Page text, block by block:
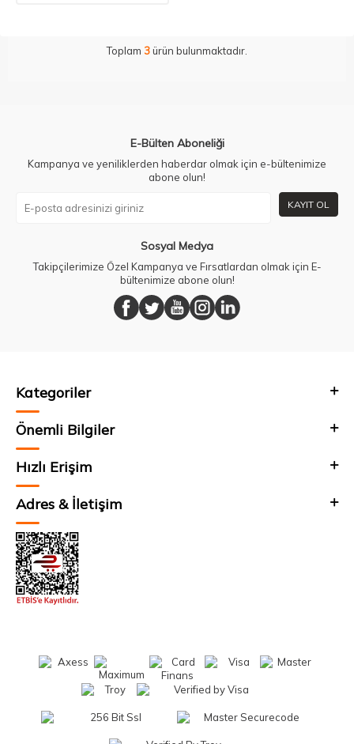
Toplam 3ürün bulunmaktadır.
E-Bülten Aboneliği
Kampanya ve yeniliklerden haberdar olmak için e-bültenimize
abone olun!
KAYIT OL
Sosyal Medya
Takipçilerimize Özel Kampanya ve Fırsatlardan olmak için E-
bültenimize abone olun!
Kategoriler
Önemli Bilgiler
Hızlı Erişim
Adres & İletişim